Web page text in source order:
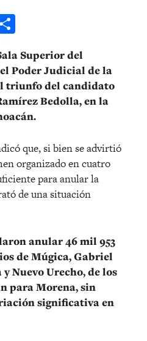
Superior del
Poder Judicial de la
triunfo del candidato
Bedolla, en la
que, si bien se advirtió
organizado en cuatro
para anular la
de una situación
anular 46 mil 953
de Múgica, Gabriel
Nuevo Urecho, de los
para Morena, sin
significativa en